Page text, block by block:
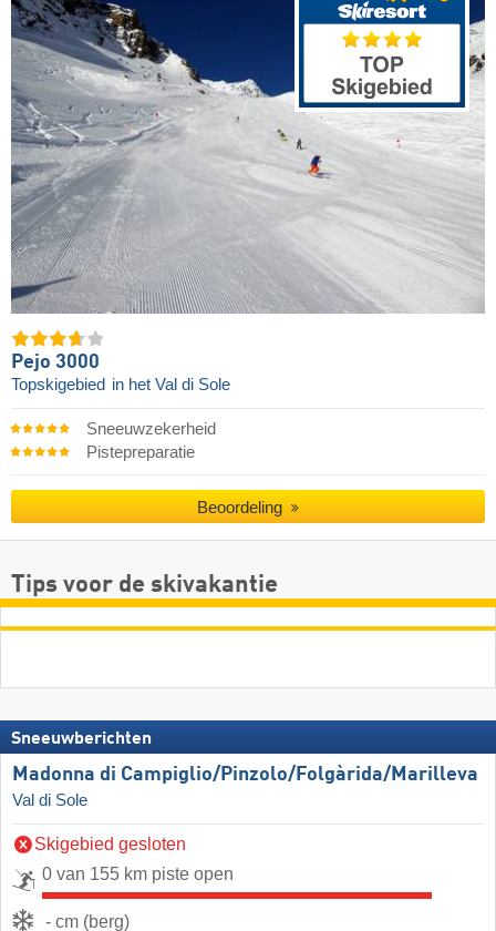
Pejo 3000
Topskigebied in het Val di Sole
Sneeuwzekerheid
Pistepreparatie
Beoordeling
Tips voor de skivakantie
Sneeuwberichten
Madonna di Campiglio/​Pinzolo/​Folgàrida/​Marilleva
Val di Sole
Skigebied gesloten
0 van 155 km piste open
- cm (berg)